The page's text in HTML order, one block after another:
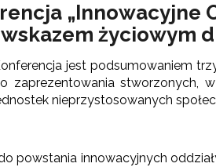
ORE" „Innowacyjne
życiowym
jest podsumowaniem
zaprezentowania stworzonych,
nieprzystosowanych
powstania innowacyjnych